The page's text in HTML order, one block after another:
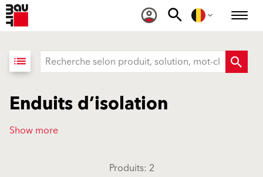
list
Enduits d’isolation
Show more
Produits: 2